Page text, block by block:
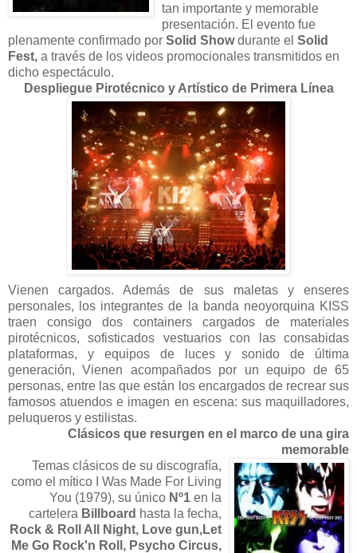
tan importante y memorable
presentación. El evento fue
plenamente confirmado por Solid Showdurante el Solid
Fest, a través de los videos promocionales transmitidos en
dicho espectáculo.
Despliegue Pirotécnico y Artístico de Primera Línea
Vienen cargados. Además de sus maletas y enseres
personales, los integrantes de la banda neoyorquina KISS
traen consigo dos containers cargados de materiales
pirotécnicos, sofisticados vestuarios con las consabidas
plataformas, y equipos de luces y sonido de última
generación, Vienen acompañados por un equipo de 65
personas, entre las que están los encargados de recrear sus
famosos atuendos e imagen en escena: sus maquilladores,
peluqueros y estilistas.
Clásicos que resurgen en el marco de una gira
memorable
Temas clásicos de su discografía,
como el mítico I Was Made For Living
You (1979), su único Nº1 en la
cartelera Billboard hasta la fecha,
Rock & Roll All Night, Love gun,Let
Me Go Rock'n Roll, Psycho Circus,